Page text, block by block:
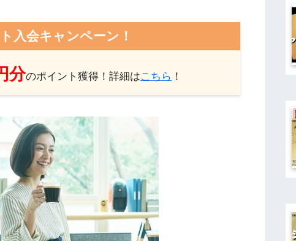
入会キャンペーン！
分のポイント獲得！詳細はこちら ！